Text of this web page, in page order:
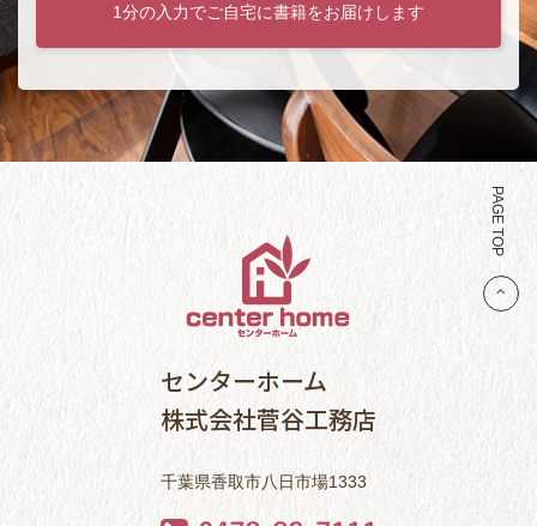
1分の入力でご自宅に書籍をお届けします
PAGE TOP
センターホーム
株式会社菅谷工務店
千葉県香取市八日市場1333